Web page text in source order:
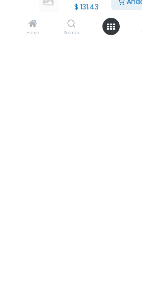
$ 131.43
Home Search
Aviso de privacidad usuarios
Mantente informado de nuestras